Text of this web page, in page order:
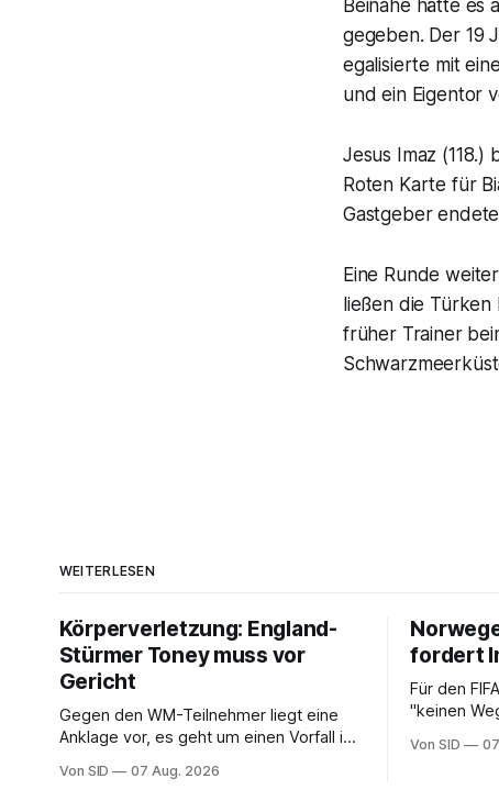
Beinahe hätte es
gegeben. Der 19
egalisierte mit
und ein Eigentor
Jesus Imaz
Roten Karte für
Gastgeber
Eine Runde
ließen die
früher Trainer
WEITERLESEN
Körperverletzung: England-
Stürmer Toney muss vor
Gericht
Gegen den WM-Teilnehmer liegt eine
Anklage vor, es geht um einen Vorfall in
Von SID 07 Aug. 2026
fordert
Für den
"keinen
Von SID